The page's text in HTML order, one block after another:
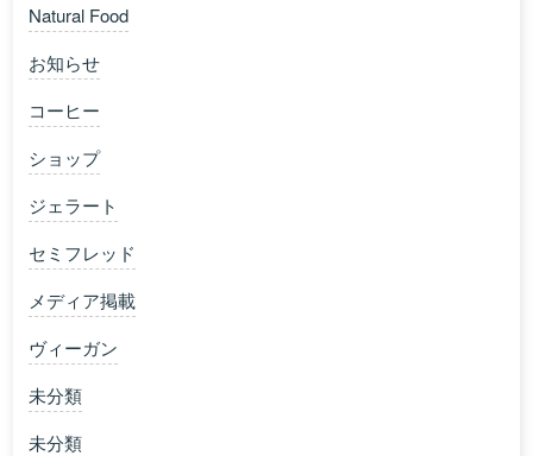
Natural Food
お知らせ
コーヒー
ショップ
ジェラート
セミフレッド
メディア掲載
ヴィーガン
未分類
未分類